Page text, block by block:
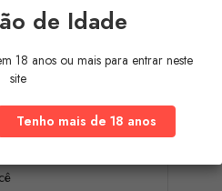
de lubrificantes naturais à
as relações
requerem uma lubrificação
de Idade
18 anos ou mais para entrar neste
site
Tenho mais de 18 anos